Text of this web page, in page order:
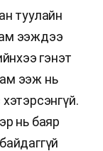
туулайн
ээждээ
гэнэт
ээж нь
нь баяр